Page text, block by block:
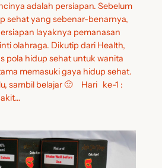
adalah persiapan. Sebelum
sehat yang sebenar-benarnya,
layaknya pemanasan
olahraga. Dikutip dari Health,
pola hidup sehat untuk wanita
memasuki gaya hidup sehat.
sambil belajar 🙂 Hari ke-1 :